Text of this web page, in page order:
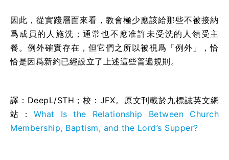
因此，從實踐層面來看，教會極少應該給那些不被接納
爲成員的人施洗；通常也不應准許未受洗的人領受主
餐。例外確實存在，但它們之所以被視爲「例外」，恰
恰是因爲新約已經設立了上述這些普遍規則。
譯：DeepL/STH；校： JFX。原文刊載於九標誌英文網
站： What Is the Relationship Between Church
Membership, Baptism, and the Lord’s Supper?